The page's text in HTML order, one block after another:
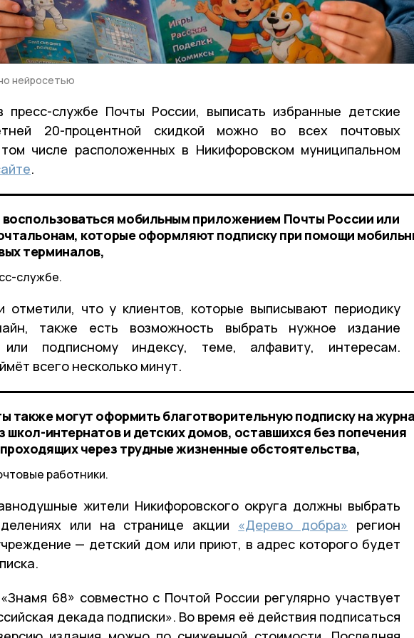
нейросетью
пресс-службе Почты России, выписать избранные детские
20-процентной скидкой можно во всех почтовых
числе расположенных в Никифоровском муниципальном
.
мобильным приложением Почты России или
которые оформляют подписку при помощи
терминалов,
службе.
отметили, что у клиентов, которые выписывают периодику
также есть возможность выбрать нужное издание
подписному индексу, теме, алфавиту, интересам.
всего несколько минут.
также могут оформить благотворительную подписку на
школ-интернатов и детских домов, оставшихся без попечения
через трудные жизненные обстоятельства,
работники.
жители Никифоровского округа должны выбрать
или на странице акции «Дерево добра» регион
— детский дом или приют, в адрес которого будет
68» совместно с Почтой России регулярно участвует
декада подписки». Во время её действия подписаться